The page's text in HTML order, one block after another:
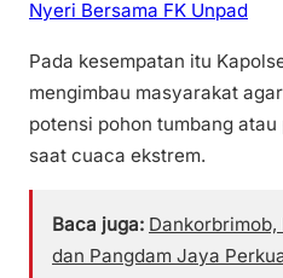
Nyeri Bersama FK Unpad
Pada kesempatan itu
mengimbau masyarakat
potensi pohon tumbang
saat cuaca ekstrem.
Baca juga:
dan Pangdam Jaya